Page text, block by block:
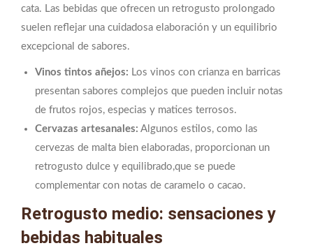
cata. Las bebidas que ofrecen un retrogusto prolongado
suelen reflejar una cuidadosa elaboración y un equilibrio
excepcional de sabores.
Vinos tintos añejos: Los vinos con crianza en barricas
presentan sabores complejos que pueden incluir notas
de frutos rojos, especias y matices terrosos.
Cervazas artesanales: Algunos estilos, como las
cervezas de malta bien elaboradas, proporcionan un
retrogusto dulce y equilibrado,que se puede
complementar con notas de caramelo o cacao.
Retrogusto medio: sensaciones y
bebidas habituales